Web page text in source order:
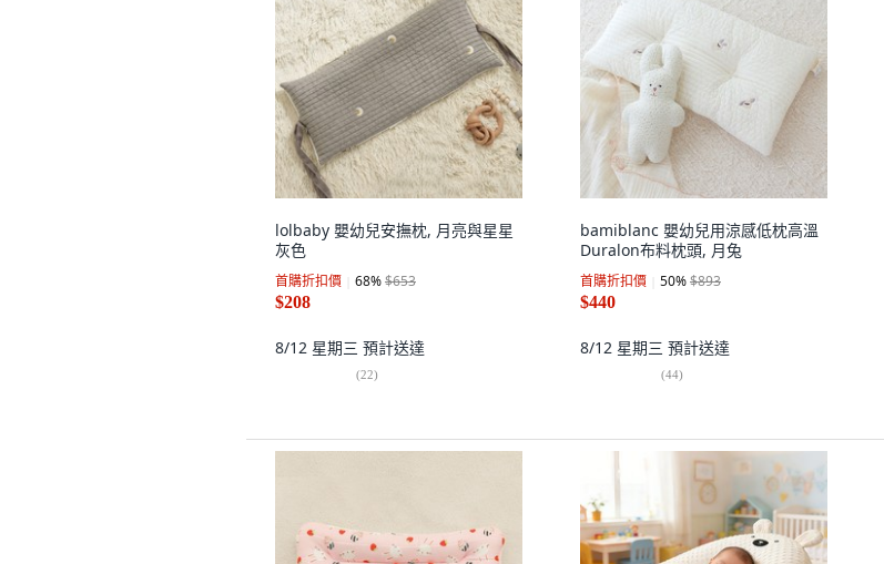
lolbaby 嬰幼兒安撫枕, 月亮與星星
灰色
首購折扣價 68%$653
$208
8/12 星期三 預計送達
(22)
bamiblanc 嬰幼兒用涼感低枕高溫
Duralon布料枕頭, 月兔
首購折扣價 50%$893
$440
8/12 星期三 預計送達
(44)